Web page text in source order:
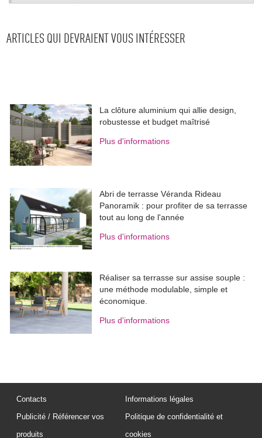
ARTICLES QUI DEVRAIENT VOUS INTÉRESSER
La clôture aluminium qui allie design,
robustesse et budget maîtrisé
Plus d'informations
Abri de terrasse Véranda Rideau
Panoramik : pour profiter de sa terrasse
tout au long de l'année
Plus d'informations
Réaliser sa terrasse sur assise souple :
une méthode modulable, simple et
économique.
Plus d'informations
Contacts
Publicité / Référencer vos
produits
Informations légales
Politique de confidentialité et
cookies